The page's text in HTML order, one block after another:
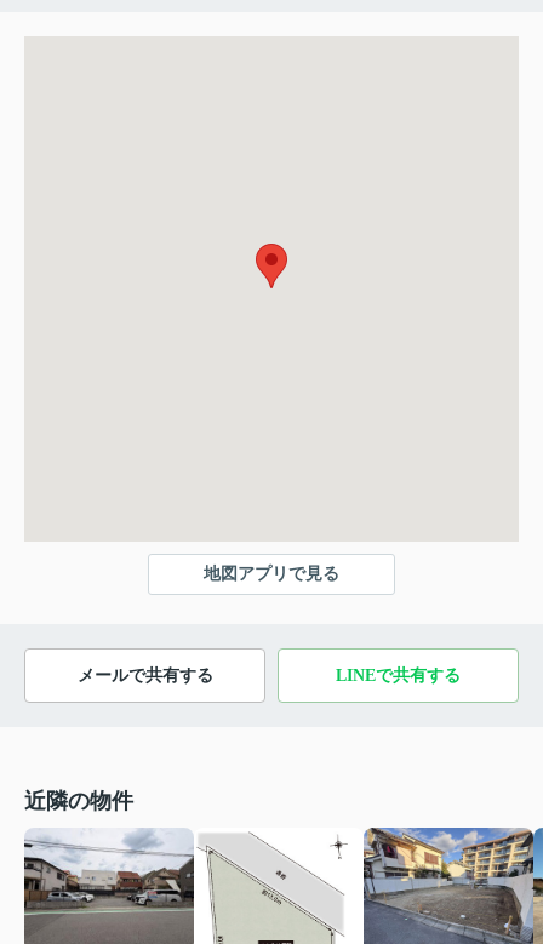
地図アプリで見る
メールで共有する LINEで共有する
近隣の物件